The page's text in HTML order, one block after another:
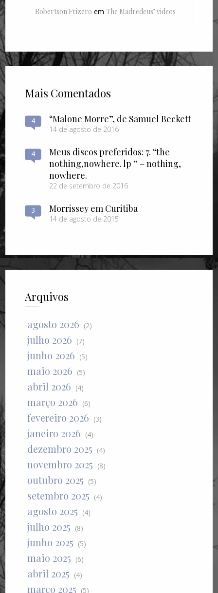
Robertson Frizero emThe Madredeus’ videos
Mais Comentados
4 “Malone Morre”, de Samuel Beckett
14 de agosto de 2016
4
Meus discos preferidos: 7. “the
nothing​,​nowhere. lp ” – nothing​,​
nowhere.
22 de setembro de 2016
3 Morrissey em Curitiba
14 de agosto de 2015
Arquivos
agosto 2026 (2)
julho 2026 (7)
junho 2026 (5)
maio 2026 (5)
abril 2026 (4)
março 2026 (6)
fevereiro 2026 (3)
janeiro 2026 (4)
dezembro 2025 (4)
novembro 2025 (8)
outubro 2025 (5)
setembro 2025 (4)
agosto 2025 (4)
julho 2025 (8)
junho 2025 (5)
maio 2025 (6)
abril 2025 (4)
março 2025 (5)